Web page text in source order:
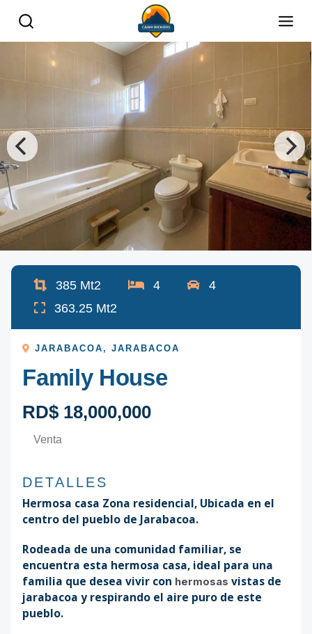
385 Mt2 4
4
363.25 Mt2
JARABACOA ,JARABACOA
Family House
RD$ 18,000,000
Venta
DETALLES
Hermosa casa Zona residencial, Ubicada en el
centro del pueblo de Jarabacoa.
Rodeada de una comunidad familiar, se
encuentra esta hermosa casa, ideal para una
familia que desea vivir con hermosas vistas de
jarabacoa y respirando el aire puro de este
pueblo.